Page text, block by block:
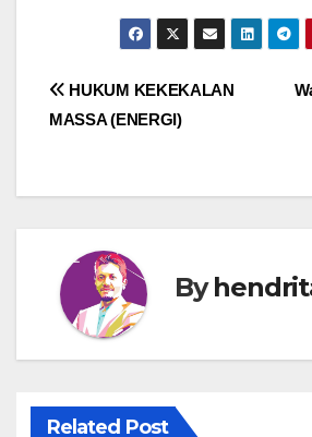
Post
navigation
HUKUM KEKEKALAN
MASSA (ENERGI)
By
Related Post